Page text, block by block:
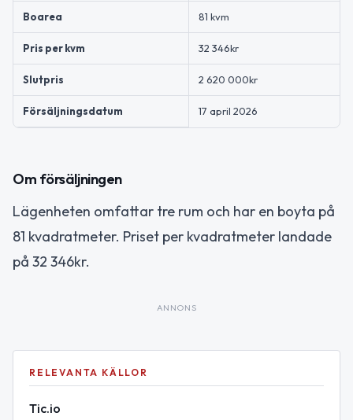
Boarea 81 kvm
Pris per kvm 32 346kr
Slutpris 2 620 000kr
Försäljningsdatum 17 april 2026
Om försäljningen
Lägenheten omfattar tre rum och har en boyta på
81 kvadratmeter. Priset per kvadratmeter landade
på 32 346kr.
ANNONS
RELEVANTA KÄLLOR
Tic.io